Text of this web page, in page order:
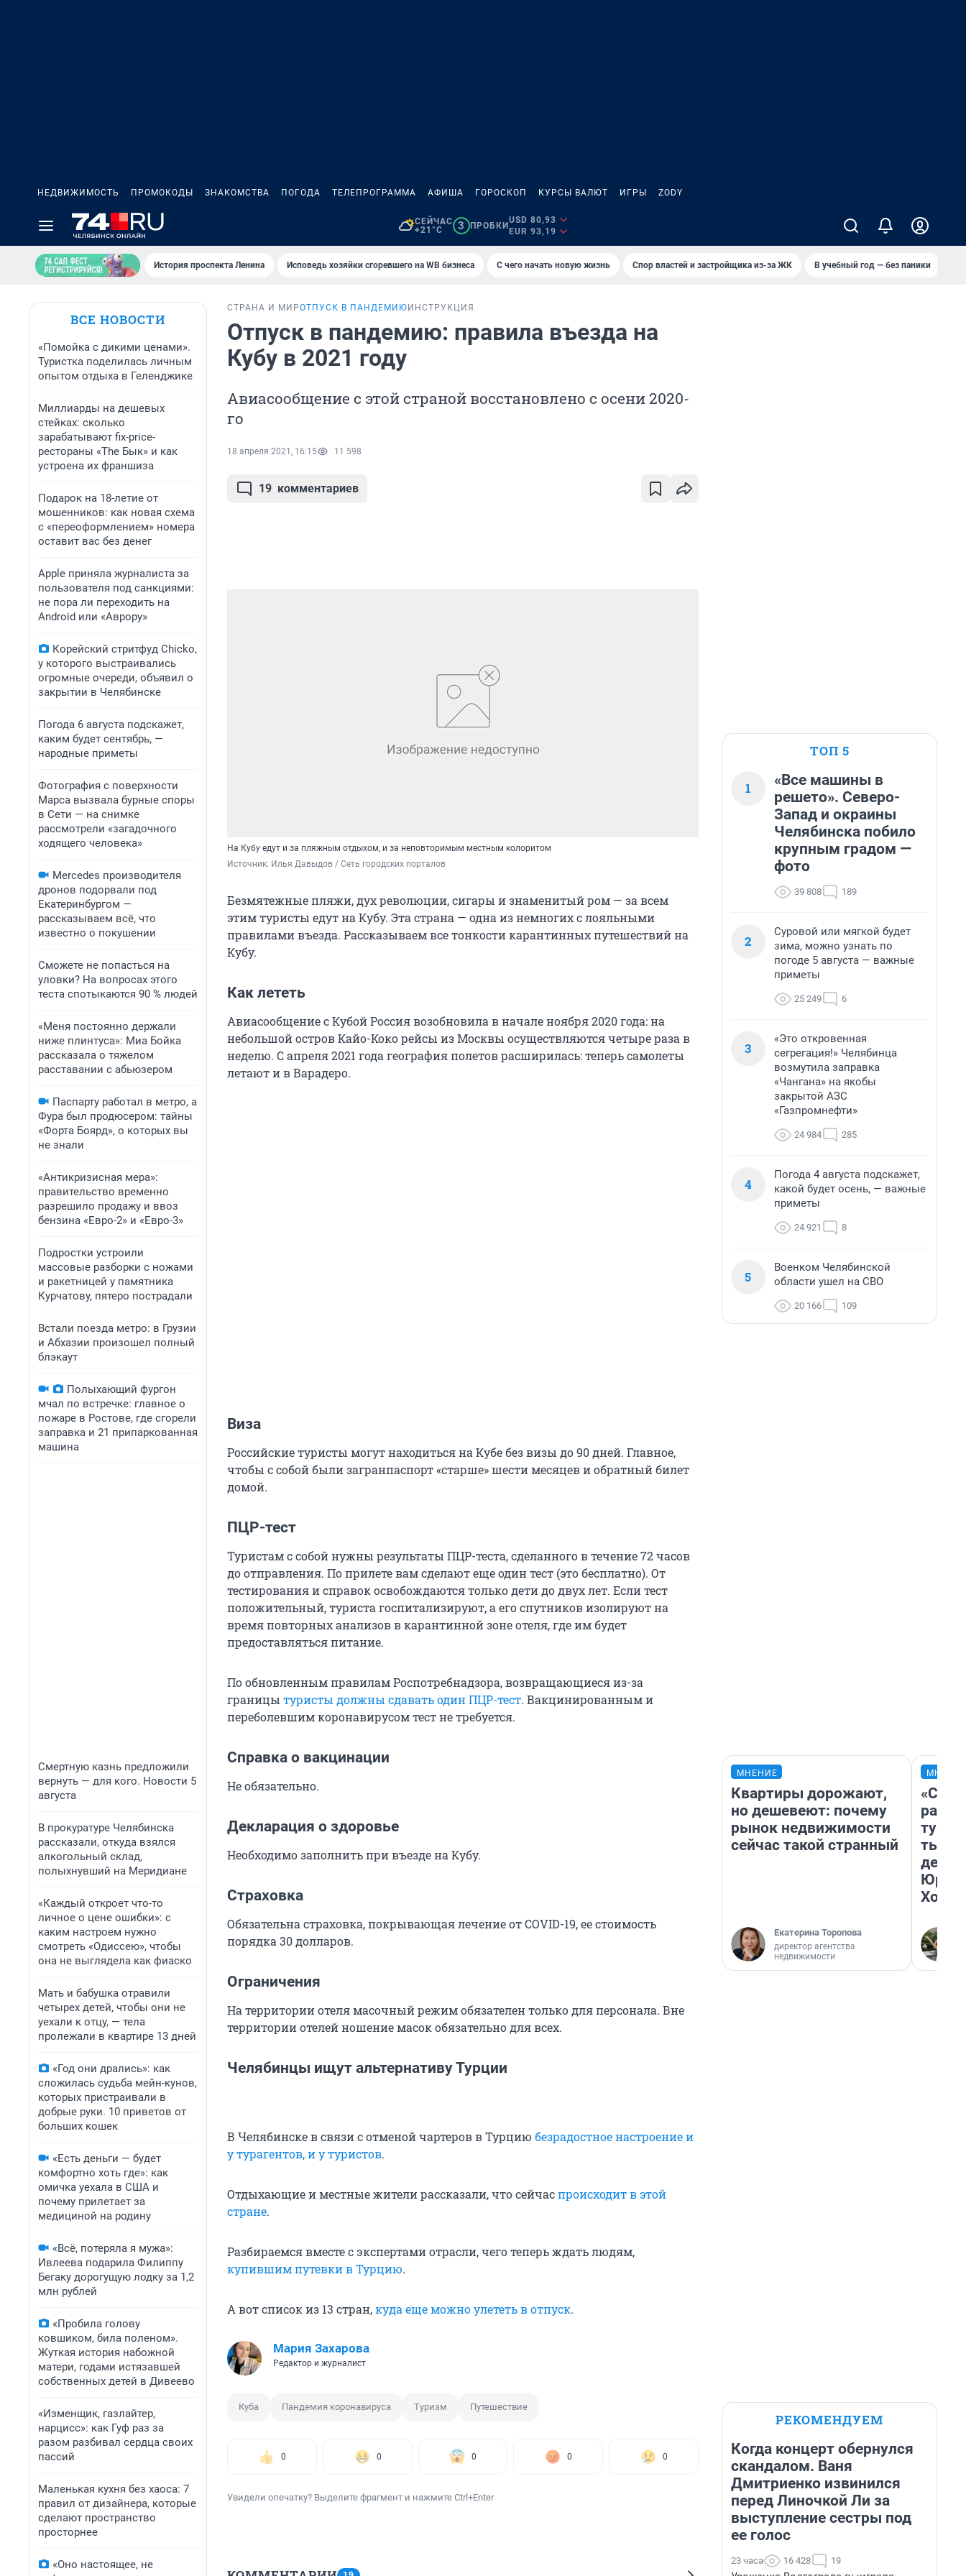
НЕДВИЖИМОСТЬ ПРОМОКОДЫ ЗНАКОМСТВА ПОГОДА ТЕЛЕПРОГРАММА АФИША ГОРОСКОП КУРСЫ ВАЛЮТ ИГРЫ ZODY
СЕЙЧАС
+21°C
3 ПРОБКИ
USD 80,93
EUR 93,19
История проспекта Ленина Исповедь хозяйки сгоревшего на WB бизнеса С чего начать новую жизнь Спор властей и застройщика из-за ЖК В учебный год — без паники
ВСЕ НОВОСТИ
«Помойка с дикими ценами».
Туристка поделилась личным
опытом отдыха в Геленджике
Миллиарды на дешевых
стейках: сколько
зарабатывают fix-price-
рестораны «The Бык» и как
устроена их франшиза
Подарок на 18-летие от
мошенников: как новая схема
с «переоформлением» номера
оставит вас без денег
Apple приняла журналиста за
пользователя под санкциями:
не пора ли переходить на
Android или «Аврору»
Корейский стритфуд Chicko,
у которого выстраивались
огромные очереди, объявил о
закрытии в Челябинске
Погода 6 августа подскажет,
каким будет сентябрь, —
народные приметы
Фотография с поверхности
Марса вызвала бурные споры
в Сети — на снимке
рассмотрели «загадочного
ходящего человека»
Mercedes производителя
дронов подорвали под
Екатеринбургом —
рассказываем всё, что
известно о покушении
Сможете не попасться на
уловки? На вопросах этого
теста спотыкаются 90 % людей
«Меня постоянно держали
ниже плинтуса»: Миа Бойка
рассказала о тяжелом
расставании с абьюзером
Паспарту работал в метро, а
Фура был продюсером: тайны
«Форта Боярд», о которых вы
не знали
«Антикризисная мера»:
правительство временно
разрешило продажу и ввоз
бензина «Евро-2» и «Евро-3»
Подростки устроили
массовые разборки с ножами
и ракетницей у памятника
Курчатову, пятеро пострадали
Встали поезда метро: в Грузии
и Абхазии произошел полный
блэкаут
Полыхающий фургон
мчал по встречке: главное о
пожаре в Ростове, где сгорели
заправка и 21 припаркованная
машина
Смертную казнь предложили
вернуть — для кого. Новости 5
августа
В прокуратуре Челябинска
рассказали, откуда взялся
алкогольный склад,
полыхнувший на Меридиане
«Каждый откроет что-то
личное о цене ошибки»: с
каким настроем нужно
смотреть «Одиссею», чтобы
она не выглядела как фиаско
Мать и бабушка отравили
четырех детей, чтобы они не
уехали к отцу, — тела
пролежали в квартире 13 дней
«Год они дрались»: как
сложилась судьба мейн-кунов,
которых пристраивали в
добрые руки. 10 приветов от
больших кошек
«Есть деньги — будет
комфортно хоть где»: как
омичка уехала в США и
почему прилетает за
медициной на родину
«Всё, потеряла я мужа»:
Ивлеева подарила Филиппу
Бегаку дорогущую лодку за 1,2
млн рублей
«Пробила голову
ковшиком, била поленом».
Жуткая история набожной
матери, годами истязавшей
собственных детей в Дивеево
«Изменщик, газлайтер,
нарцисс»: как Гуф раз за
разом разбивал сердца своих
пассий
Маленькая кухня без хаоса: 7
правил от дизайнера, которые
сделают пространство
просторнее
«Оно настоящее, не
СТРАНА И МИРОТПУСК В ПАНДЕМИЮ ИНСТРУКЦИЯ
Отпуск в пандемию: правила въезда на
Кубу в 2021 году
Авиасообщение с этой страной восстановлено с осени 2020-
го
18 апреля 2021, 16:15 11 598
19 комментариев
На Кубу едут и за пляжным отдыхом, и за неповторимым местным колоритом
Источник: Илья Давыдов / Сеть городских порталов
Безмятежные пляжи, дух революции, сигары и знаменитый ром — за всем
этим туристы едут на Кубу. Эта страна — одна из немногих с лояльными
правилами въезда. Рассказываем все тонкости карантинных путешествий на
Кубу.
Как лететь
Авиасообщение с Кубой Россия возобновила в начале ноября 2020 года: на
небольшой остров Кайо-Коко рейсы из Москвы осуществляются четыре раза в
неделю. С апреля 2021 года география полетов расширилась: теперь самолеты
летают и в Варадеро.
Виза
Российские туристы могут находиться на Кубе без визы до 90 дней. Главное,
чтобы с собой были загранпаспорт «старше» шести месяцев и обратный билет
домой.
ПЦР-тест
Туристам с собой нужны результаты ПЦР-теста, сделанного в течение 72 часов
до отправления. По прилете вам сделают еще один тест (это бесплатно). От
тестирования и справок освобождаются только дети до двух лет. Если тест
положительный, туриста госпитализируют, а его спутников изолируют на
время повторных анализов в карантинной зоне отеля, где им будет
предоставляться питание.
По обновленным правилам Роспотребнадзора, возвращающиеся из-за
границы туристы должны сдавать один ПЦР-тест. Вакцинированным и
переболевшим коронавирусом тест не требуется.
Справка о вакцинации
Не обязательно.
Декларация о здоровье
Необходимо заполнить при въезде на Кубу.
Страховка
Обязательна страховка, покрывающая лечение от COVID-19, ее стоимость
порядка 30 долларов.
Ограничения
На территории отеля масочный режим обязателен только для персонала. Вне
территории отелей ношение масок обязательно для всех.
Челябинцы ищут альтернативу Турции
В Челябинске в связи с отменой чартеров в Турцию безрадостное настроение и
у турагентов, и у туристов.
Отдыхающие и местные жители рассказали, что сейчаспроисходит в этой
стране.
Разбираемся вместе с экспертами отрасли, чего теперь ждать людям,
купившим путевки в Турцию.
А вот список из 13 стран,куда еще можно улететь в отпуск.
Мария Захарова
Редактор и журналист
Куба Пандемия коронавируса Туризм Путешествие
0 0 0 0 0
Увидели опечатку? Выделите фрагмент и нажмите Ctrl+Enter
ТОП 5
1
«Все машины в
решето». Северо-
Запад и окраины
Челябинска побило
крупным градом —
фото
39 808 189
2
Суровой или мягкой будет
зима, можно узнать по
погоде 5 августа — важные
приметы
25 249 6
3
«Это откровенная
сегрегация!» Челябинца
возмутила заправка
«Чангана» на якобы
закрытой АЗС
«Газпромнефти»
24 984 285
4
Погода 4 августа подскажет,
какой будет осень, — важные
приметы
24 921 8
5
Военком Челябинской
области ушел на СВО
20 166 109
МНЕНИЕ
Квартиры дорожают,
но дешевеют: почему
рынок недвижимости
сейчас такой странный
Екатерина Торопова
директор агентства
недвижимости
день
РЕКОМЕНДУЕМ
Когда концерт обернулся
скандалом. Ваня
Дмитриенко извинился
перед Линочкой Ли за
выступление сестры под
ее голос
23 часа 16 428 19